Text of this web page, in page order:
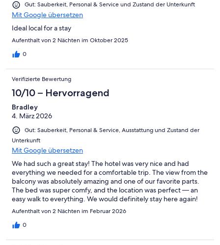
Gut: Sauberkeit, Personal & Service und Zustand der Unterkunft
Mit Google übersetzen
Ideal local for a stay
Aufenthalt von 2 Nächten im Oktober 2025
0
Verifizierte Bewertung
10/10 – Hervorragend
Bradley
4. März 2026
Gut: Sauberkeit, Personal & Service, Ausstattung und Zustand der
Unterkunft
Mit Google übersetzen
We had such a great stay! The hotel was very nice and had
everything we needed for a comfortable trip. The view from the
balcony was absolutely amazing and one of our favorite parts.
The bed was super comfy, and the location was perfect — an
easy walk to everything. We would definitely stay here again!
Aufenthalt von 2 Nächten im Februar 2026
0